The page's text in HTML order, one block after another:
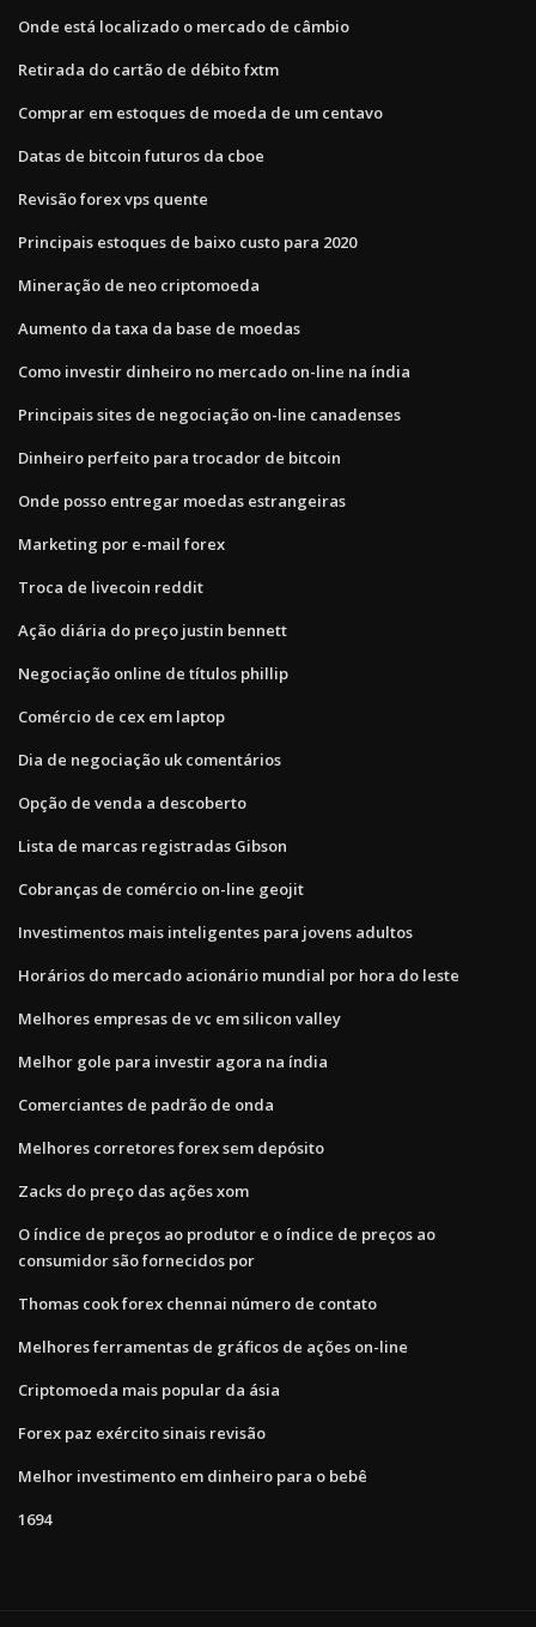
Onde está localizado o mercado de câmbio
Retirada do cartão de débito fxtm
Comprar em estoques de moeda de um centavo
Datas de bitcoin futuros da cboe
Revisão forex vps quente
Principais estoques de baixo custo para 2020
Mineração de neo criptomoeda
Aumento da taxa da base de moedas
Como investir dinheiro no mercado on-line na índia
Principais sites de negociação on-line canadenses
Dinheiro perfeito para trocador de bitcoin
Onde posso entregar moedas estrangeiras
Marketing por e-mail forex
Troca de livecoin reddit
Ação diária do preço justin bennett
Negociação online de títulos phillip
Comércio de cex em laptop
Dia de negociação uk comentários
Opção de venda a descoberto
Lista de marcas registradas Gibson
Cobranças de comércio on-line geojit
Investimentos mais inteligentes para jovens adultos
Horários do mercado acionário mundial por hora do leste
Melhores empresas de vc em silicon valley
Melhor gole para investir agora na índia
Comerciantes de padrão de onda
Melhores corretores forex sem depósito
Zacks do preço das ações xom
O índice de preços ao produtor e o índice de preços ao
consumidor são fornecidos por
Thomas cook forex chennai número de contato
Melhores ferramentas de gráficos de ações on-line
Criptomoeda mais popular da ásia
Forex paz exército sinais revisão
Melhor investimento em dinheiro para o bebê
1694